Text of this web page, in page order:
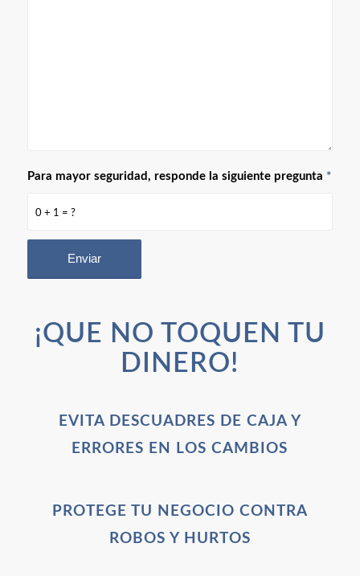
0 + 1 = ?
Para mayor seguridad, responde la siguiente pregunta *
¡QUE NO TOQUEN TU
DINERO!
EVITA DESCUADRES DE CAJA Y
ERRORES EN LOS CAMBIOS
PROTEGE TU NEGOCIO CONTRA
ROBOS Y HURTOS